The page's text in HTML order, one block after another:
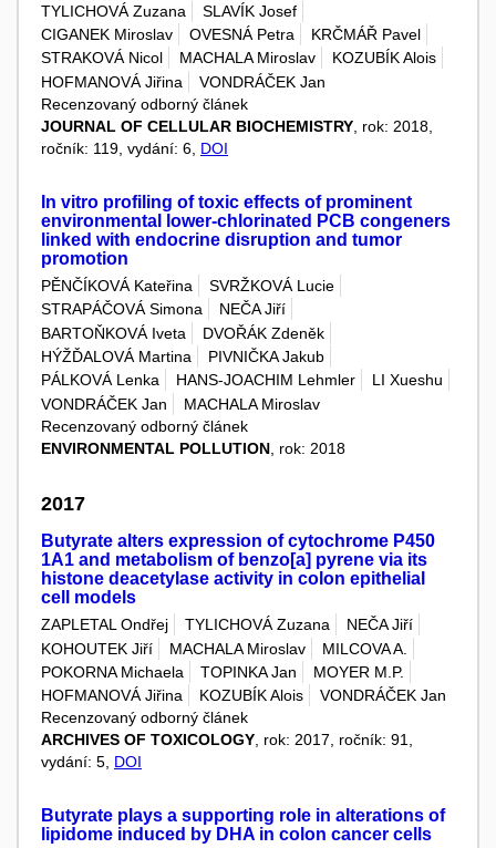
TYLICHOVÁ Zuzana
SLAVÍK Josef
CIGANEK Miroslav
OVESNÁ Petra
KRČMÁŘ Pavel
STRAKOVÁ Nicol
MACHALA Miroslav
KOZUBÍK Alois
HOFMANOVÁ Jiřina
VONDRÁČEK Jan
Recenzovaný odborný článek
JOURNAL OF CELLULAR BIOCHEMISTRY , rok: 2018,
ročník: 119, vydání: 6, DOI
In vitro profiling of toxic effects of prominent
environmental lower-chlorinated PCB congeners
linked with endocrine disruption and tumor
promotion
PĚNČÍKOVÁ Kateřina
SVRŽKOVÁ Lucie
STRAPÁČOVÁ Simona
NEČA Jiří
BARTOŇKOVÁ Iveta
DVOŘÁK Zdeněk
HÝŽĎALOVÁ Martina
PIVNIČKA Jakub
PÁLKOVÁ Lenka
HANS-JOACHIM Lehmler
LI Xueshu
VONDRÁČEK Jan
MACHALA Miroslav
Recenzovaný odborný článek
ENVIRONMENTAL POLLUTION , rok: 2018
2017
Butyrate alters expression of cytochrome P450
1A1 and metabolism of benzo[a] pyrene via its
histone deacetylase activity in colon epithelial
cell models
ZAPLETAL Ondřej TYLICHOVÁ Zuzana
NEČA Jiří
KOHOUTEK Jiří
MACHALA Miroslav
MILCOVA A.
POKORNA Michaela
TOPINKA Jan
MOYER M.P.
HOFMANOVÁ Jiřina
KOZUBÍK Alois
VONDRÁČEK Jan
Recenzovaný odborný článek
ARCHIVES OF TOXICOLOGY , rok: 2017, ročník: 91,
vydání: 5, DOI
Butyrate plays a supporting role in alterations of
lipidome induced by DHA in colon cancer cells